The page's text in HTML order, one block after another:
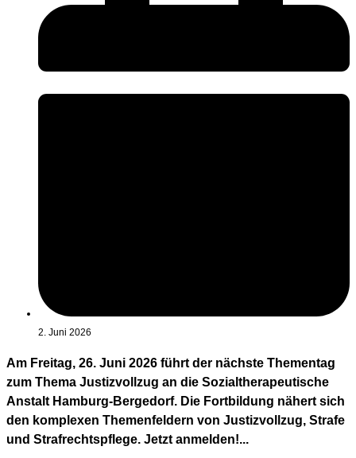
2. Juni 2026
Am Freitag, 26. Juni 2026 führt der nächste Thementag
zum Thema Justizvollzug an die Sozialtherapeutische
Anstalt Hamburg-Bergedorf. Die Fortbildung nähert sich
den komplexen Themenfeldern von Justizvollzug, Strafe
und Strafrechtspflege. Jetzt anmelden!...